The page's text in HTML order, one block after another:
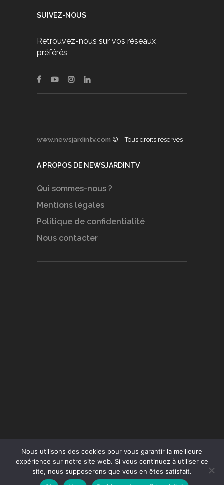
SUIVEZ-NOUS
Retrouvez-nous sur vos réseaux
préférés
www.newsjardintv.com © – Tous droits réservés
A PROPOS DE NEWSJARDINTV
Qui sommes-nous ?
Mentions légales
Politique de confidentialité
Nous contacter
Nous utilisons des cookies pour vous garantir la meilleure
expérience sur notre site web. Si vous continuez à utiliser ce
site, nous supposerons que vous en êtes satisfait.